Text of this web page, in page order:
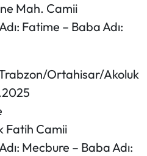
Mah. Camii
Fatime – Baba Adı:
Ortahisar/Akoluk
Fatih Camii
Mecbure – Baba Adı: